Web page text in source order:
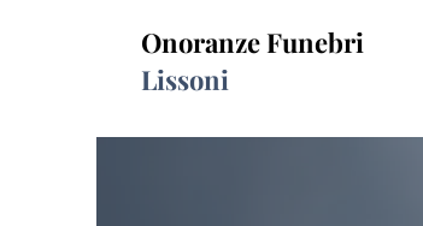
Onoranze Funebri
Lissoni